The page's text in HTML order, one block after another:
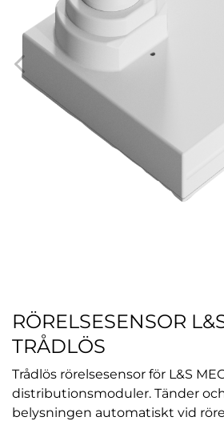
RÖRELSESENSOR
TRÅDLÖS
Trådlös rörelsesensor för L&S
distributionsmoduler. Tänder
belysningen automatiskt vid